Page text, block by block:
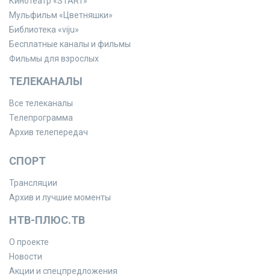
Мульфильм «Цветняшки»
Библиотека «viju»
Бесплатные каналы и фильмы
Фильмы для взрослых
ТЕЛЕКАНАЛЫ
Все телеканалы
Телепрограмма
Архив телепередач
СПОРТ
Трансляции
Архив и лучшие моменты
НТВ-ПЛЮС.ТВ
О проекте
Новости
Акции и спецпредложения